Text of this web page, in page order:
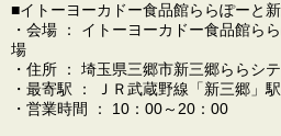
■イトーヨーカドー食品館ららぽーと
・会場 ： イトーヨーカドー食品館ら
場
・住所 ： 埼玉県三郷市新三郷ららシ
・最寄駅 ： ＪＲ武蔵野線「新三郷」
・営業時間 ： 10：00～20：00